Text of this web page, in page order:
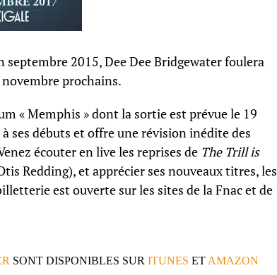
2015, Dee Dee Bridgewater foulera
novembre prochains.
« Memphis » dont la sortie est prévue le 19
ses débuts et offre une révision inédite des
écouter en live les reprises de The Trill is
Redding), et apprécier ses nouveaux titres, les
est ouverte sur les sites de la Fnac et de
SONT DISPONIBLES SUR ITUNES ET AMAZON